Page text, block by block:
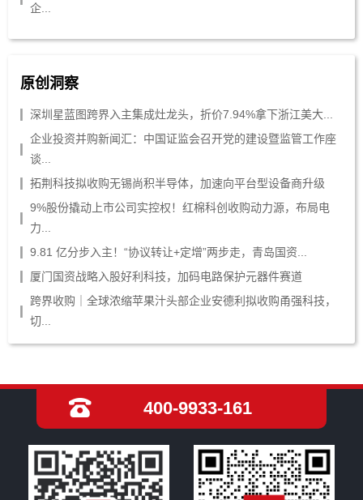
企...
原创洞察
深圳星蓝图跨界入主集成灶龙头，折价7.94%拿下浙江美大...
企业投资并购新闻汇：中国证监会召开党的建设暨监管工作座
谈...
拓荆科技拟收购无锡尚积半导体，加速向平台型设备商升级
9%股份撬动上市公司实控权！红棉科创收购动力源，布局电
力...
9.81 亿分步入主！“协议转让+定增”两步走，青岛国资...
厦门国资战略入股好利科技，加码电路保护元器件赛道
跨界收购｜全球浓缩苹果汁头部企业安德利拟收购甬强科技，
切...
400-9933-161